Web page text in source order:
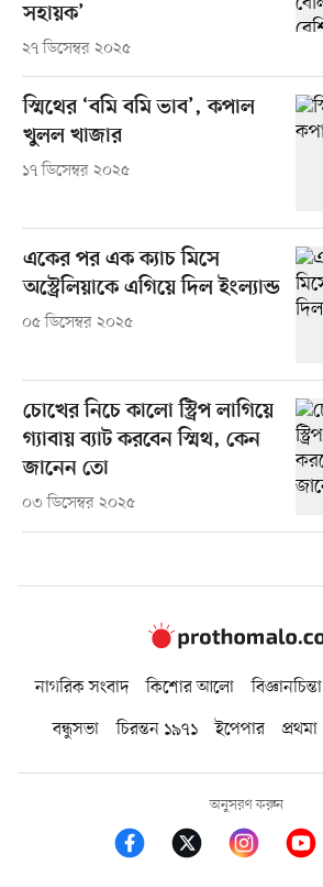
সহায়ক’
২৭ ডিসেম্বর ২০২৫
স্মিথের ‘বমি বমি ভাব’, কপাল
খুলল খাজার
১৭ ডিসেম্বর ২০২৫
একের পর এক ক্যাচ মিসে
অস্ট্রেলিয়াকে এগিয়ে দিল ইংল্যান্ড
০৫ ডিসেম্বর ২০২৫
চোখের নিচে কালো স্ট্রিপ লাগিয়ে
গ্যাবায় ব্যাট করবেন স্মিথ, কেন
জানেন তো
০৩ ডিসেম্বর ২০২৫
নাগরিক সংবাদ কিশোর আলো বিজ্ঞানচিন্তা
বন্ধুসভা
চিরন্তন ১৯৭১ ইপেপার প্রথমা
অনুসরণ করুন